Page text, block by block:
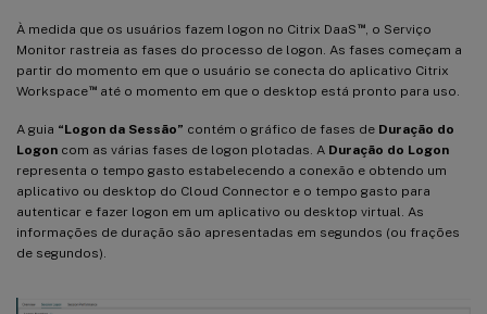
À medida que os usuários fazem logon no Citrix DaaS ™, o Serviço
Monitor rastreia as fases do processo de logon. As fases começam a
partir do momento em que o usuário se conecta do aplicativo Citrix
Workspace™até o momento em que o desktop está pronto para uso.
A guia “Logon da Sessão” contém o gráfico de fases de Duração do
Logon com as várias fases de logon plotadas. A Duração do Logon
representa o tempo gasto estabelecendo a conexão e obtendo um
aplicativo ou desktop do Cloud Connector e o tempo gasto para
autenticar e fazer logon em um aplicativo ou desktop virtual. As
informações de duração são apresentadas em segundos (ou frações
de segundos).